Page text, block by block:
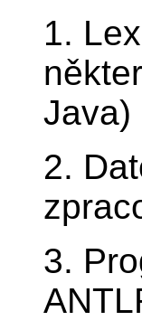
1.
Java)
2.
3.